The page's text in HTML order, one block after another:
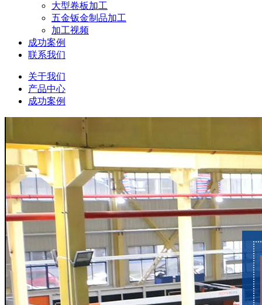
大型卷板加工
五金钣金制品加工
加工视频
成功案例
联系我们
关于我们
产品中心
成功案例